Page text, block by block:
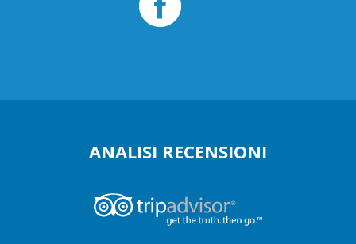
ANALISI RECENSIONI